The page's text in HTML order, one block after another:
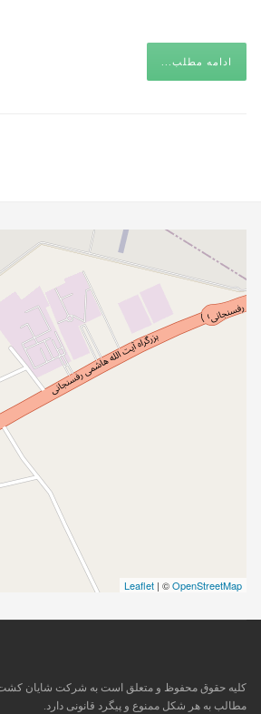
ادامه مطلب...
Leaflet | ©OpenStreetMap
کلیه حقوق محفوظ و متعلق است به شرکت شایان کشت
مطالب به هر شکل ممنوع و پیگرد قانونی دارد.